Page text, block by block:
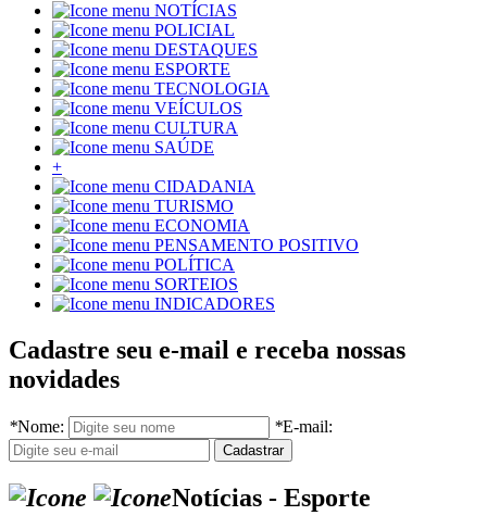
NOTÍCIAS
POLICIAL
DESTAQUES
ESPORTE
TECNOLOGIA
VEÍCULOS
CULTURA
SAÚDE
+
CIDADANIA
TURISMO
ECONOMIA
PENSAMENTO POSITIVO
POLÍTICA
SORTEIOS
INDICADORES
Cadastre seu e-mail e receba nossas
novidades
*Nome: *E-mail:
Notícias - Esporte